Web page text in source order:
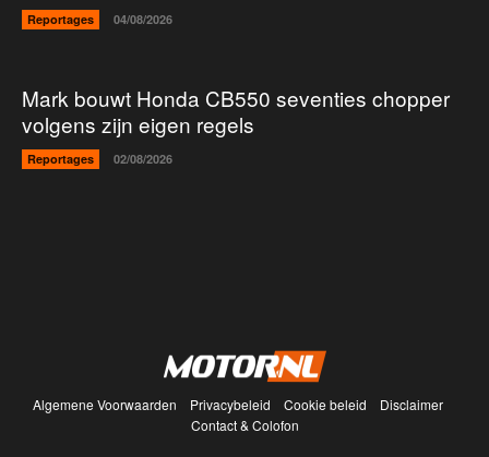
Reportages 04/08/2026
Mark bouwt Honda CB550 seventies chopper
volgens zijn eigen regels
Reportages 02/08/2026
Algemene Voorwaarden Privacybeleid Cookie beleid
Disclaimer
Contact & Colofon